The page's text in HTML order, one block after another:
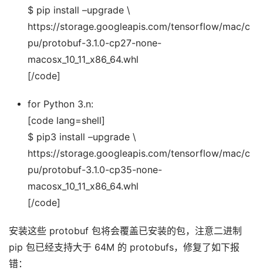
$ pip install –upgrade \
https://storage.googleapis.com/tensorflow/mac/c
pu/protobuf-3.1.0-cp27-none-
macosx_10_11_x86_64.whl
[/code]
for Python 3.n:
[code lang=shell]
$ pip3 install –upgrade \
https://storage.googleapis.com/tensorflow/mac/c
pu/protobuf-3.1.0-cp35-none-
macosx_10_11_x86_64.whl
[/code]
安装这些 protobuf 包将会覆盖已安装的包，注意二进制
pip 包已经支持大于 64M 的 protobufs，修复了如下报
错：